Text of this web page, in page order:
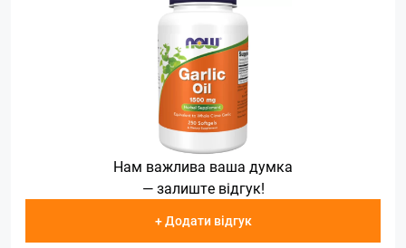
Нам важлива ваша думка
— залиште відгук!
+ Додати відгук